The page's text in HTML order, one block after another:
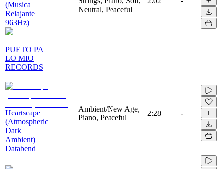
(Musica
Relajante
963Hz)
PUETO PA
LO MIO
RECORDS
Neutral, Peaceful
Heartscape
(Atmospheric
Dark
Ambient)
Databend
Ambient/New Age,
Piano, Peaceful
2:28 -